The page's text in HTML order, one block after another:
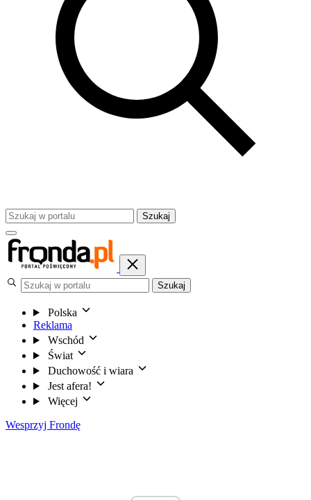
Szukaj
Szukaj
Polska
Reklama
Wschód
Świat
Duchowość i wiara
Jest afera!
Więcej
Wesprzyj Frondę